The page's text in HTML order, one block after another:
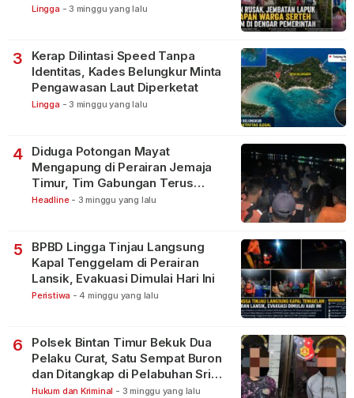
Lingga - 3 minggu yang lalu
3
Kerap Dilintasi Speed Tanpa
Identitas, Kades Belungkur Minta
Pengawasan Laut Diperketat
Lingga - 3 minggu yang lalu
4
Diduga Potongan Mayat
Mengapung di Perairan Jemaja
Timur, Tim Gabungan Terus
Lakukan Pencarian
Headline - 3 minggu yang lalu
5
BPBD Lingga Tinjau Langsung
Kapal Tenggelam di Perairan
Lansik, Evakuasi Dimulai Hari Ini
Peristiwa - 4 minggu yang lalu
6
Polsek Bintan Timur Bekuk Dua
Pelaku Curat, Satu Sempat Buron
dan Ditangkap di Pelabuhan Sri
Bintan Pura
Hukum dan Kriminal - 3 minggu yang lalu